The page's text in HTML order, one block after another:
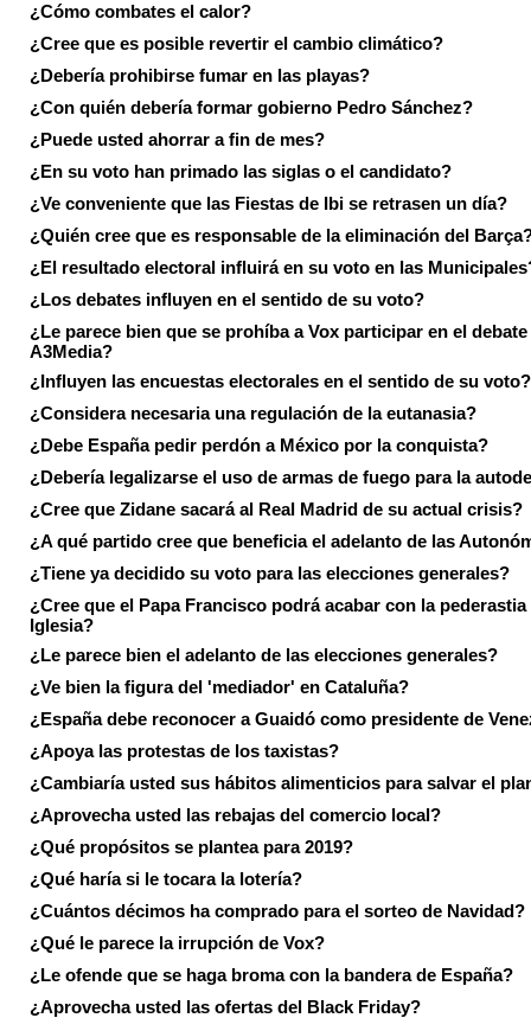
¿Cómo combates el calor?
¿Cree que es posible revertir el cambio climático?
¿Debería prohibirse fumar en las playas?
¿Con quién debería formar gobierno Pedro Sánchez?
¿Puede usted ahorrar a fin de mes?
¿En su voto han primado las siglas o el candidato?
¿Ve conveniente que las Fiestas de Ibi se retrasen un día?
¿Quién cree que es responsable de la eliminación del
¿El resultado electoral influirá en su voto en las
¿Los debates influyen en el sentido de su voto?
¿Le parece bien que se prohíba a Vox participar en el debate
A3Media?
¿Influyen las encuestas electorales en el sentido de su voto?
¿Considera necesaria una regulación de la eutanasia?
¿Debe España pedir perdón a México por la conquista?
¿Debería legalizarse el uso de armas de fuego para la
¿Cree que Zidane sacará al Real Madrid de su actual crisis?
¿A qué partido cree que beneficia el adelanto de las
¿Tiene ya decidido su voto para las elecciones generales?
¿Cree que el Papa Francisco podrá acabar con la pederastia
Iglesia?
¿Le parece bien el adelanto de las elecciones generales?
¿Ve bien la figura del 'mediador' en Cataluña?
¿España debe reconocer a Guaidó como presidente de
¿Apoya las protestas de los taxistas?
¿Cambiaría usted sus hábitos alimenticios para salvar el
¿Aprovecha usted las rebajas del comercio local?
¿Qué propósitos se plantea para 2019?
¿Qué haría si le tocara la lotería?
¿Cuántos décimos ha comprado para el sorteo de Navidad?
¿Qué le parece la irrupción de Vox?
¿Le ofende que se haga broma con la bandera de España?
¿Aprovecha usted las ofertas del Black Friday?